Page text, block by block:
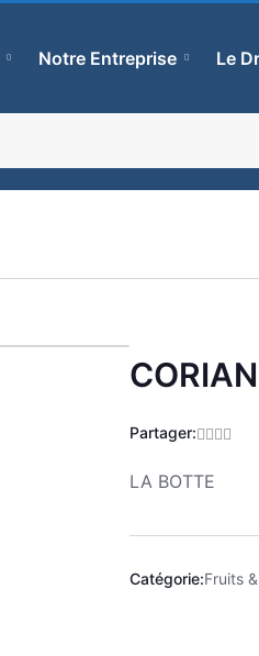
Notre Entreprise Le
Zoom
Partager:
LA BOTTE
Catégorie:Fruits